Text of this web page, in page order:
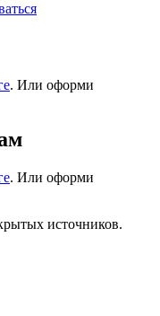
. Или оформи
. Или оформи
источников.